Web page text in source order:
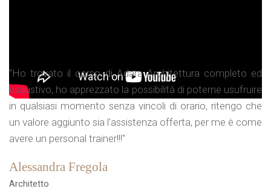
"Ho trovato il corso di Adara Architettura completo ed
esaustivo, ho apprezzato la possibilità di poterne usufruire
in qualsiasi momento senza vincoli di orario, ritengo che
un valore aggiunto sia l'assistenza offerta, per me è come
avere un personal trainer!!!"
Alessandra Fregola
Architetto